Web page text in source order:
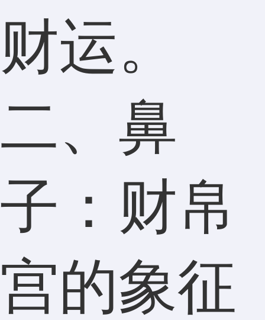
财运。
二、鼻
子：财帛
宫的象征